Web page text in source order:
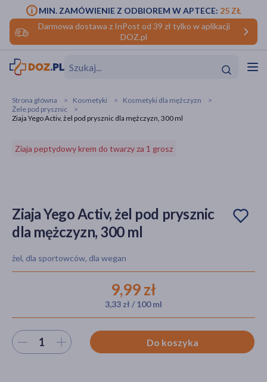
Darmowa dostawa z InPost od 39 zł tylko w aplikacji
DOZ.pl
MIN. ZAMÓWIENIE Z ODBIOREM W APTECE: 25 ZŁ
Hit
Hit
makijażu
Strona główna Kosmetyki
Kosmetyki dla mężczyzn
Żele pod prysznic
Ziaja Yego Activ, żel pod prysznic dla mężczyzn, 300 ml
Ziaja peptydowy krem do twarzy za 1 grosz
Ziaja Yego Activ, żel pod prysznic
dla mężczyzn, 300 ml
żel, dla sportowców, dla wegan
9,99 zł
3,33 zł / 100 ml
Wybierz ilość Do koszyka